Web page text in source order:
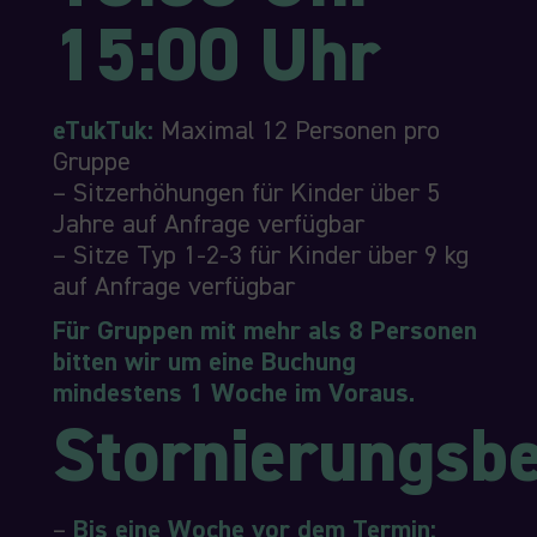
15:00 Uhr
eTukTuk: Maximal 12 Personen pro
Gruppe
– Sitzerhöhungen für Kinder über 5
Jahre auf Anfrage verfügbar
– Sitze Typ 1-2-3 für Kinder über 9 kg
auf Anfrage verfügbar
Für Gruppen mit mehr als 8 Personen
bitten wir um eine Buchung
mindestens 1 Woche im Voraus.
– Bis eine Woche vor dem Termin: